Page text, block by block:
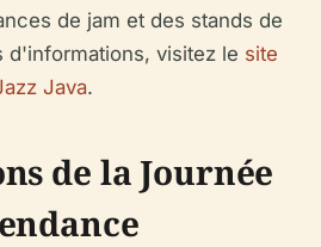
de jam et des stands de
d'informations, visitez le site
Java.
de la Journée